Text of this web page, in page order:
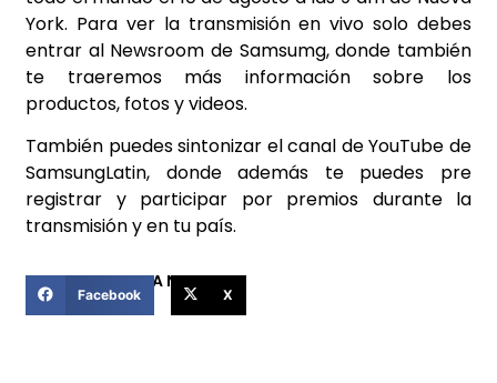
York. Para ver la transmisión en vivo solo debes
entrar al Newsroom de Samsumg, donde también
te traeremos más información sobre los
productos, fotos y videos.
También puedes sintonizar el canal de YouTube de
SamsungLatin, donde además te puedes pre
registrar y participar por premios durante la
transmisión y en tu país.
COMPARTIR ESTA NOTICIA
Facebook X